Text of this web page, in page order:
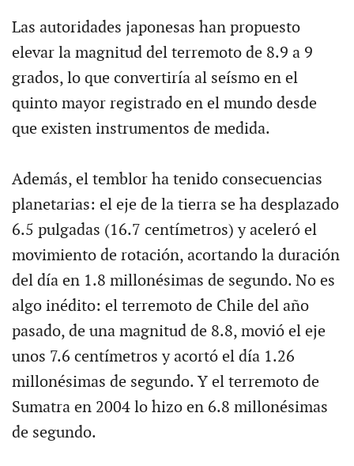
Las autoridades japonesas han propuesto
elevar la magnitud del terremoto de 8.9 a 9
grados, lo que convertiría al seísmo en el
quinto mayor registrado en el mundo desde
que existen instrumentos de medida.
Además, el temblor ha tenido consecuencias
planetarias: el eje de la tierra se ha desplazado
6.5 pulgadas (16.7 centímetros) y aceleró el
movimiento de rotación, acortando la duración
del día en 1.8 millonésimas de segundo. No es
algo inédito: el terremoto de Chile del año
pasado, de una magnitud de 8.8, movió el eje
unos 7.6 centímetros y acortó el día 1.26
millonésimas de segundo. Y el terremoto de
Sumatra en 2004 lo hizo en 6.8 millonésimas
de segundo.